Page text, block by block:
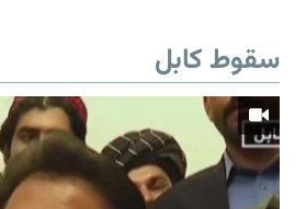
سقوط کابل